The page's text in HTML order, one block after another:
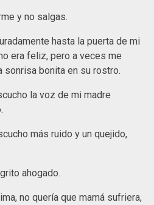
y no salgas.
hasta la puerta de mi
era feliz, pero a veces me
sonrisa bonita en su rostro.
la voz de mi madre
más ruido y un quejido,
ahogado.
no quería que mamá sufriera,